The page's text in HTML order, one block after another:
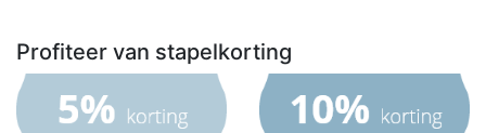
Profiteer van stapelkorting